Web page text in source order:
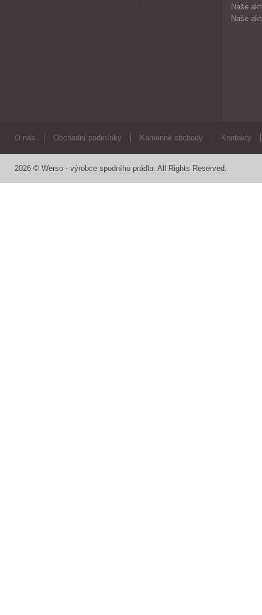
Naše
Naše
O nás Obchodní podmínky Kamenné obchody Kontakty
2026 © Werso - výrobce spodního prádla. All Rights Reserved.